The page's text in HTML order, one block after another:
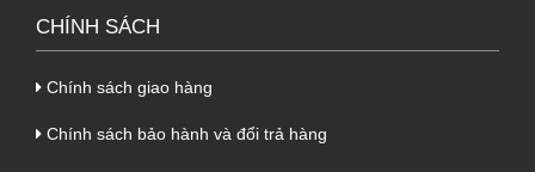
lượng môi trường.
cho nhiều bề mặt vật liệu như: bê tông, gỗ, xi
CHÍNH SÁCH
Chính sách giao hàng
Chính sách bảo hành và đổi trả hàng